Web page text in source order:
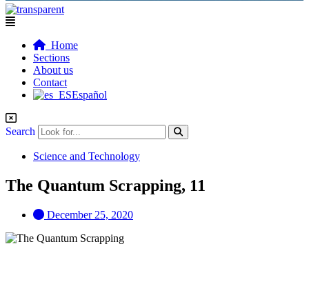
Flyout
Home
Sections
About us
Contact
Español
Search
Science and Technology
The Quantum Scrapping, 11
December 25, 2020